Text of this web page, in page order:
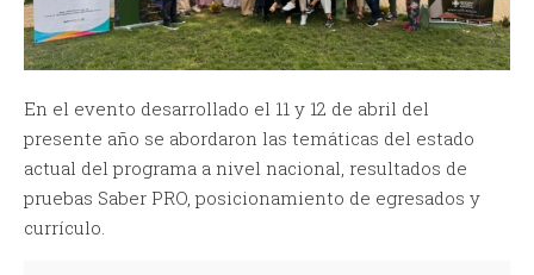
En el evento desarrollado el 11 y 12 de abril del
presente año se abordaron las temáticas del estado
actual del programa a nivel nacional, resultados de
pruebas Saber PRO, posicionamiento de egresados y
currículo.